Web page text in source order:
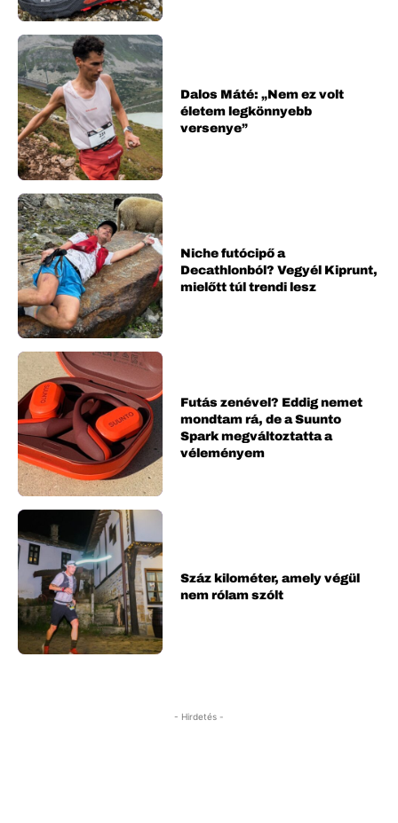
Dalos Máté: „Nem ez volt
életem legkönnyebb
versenye”
Niche futócipő a
Decathlonból? Vegyél Kiprunt,
mielőtt túl trendi lesz
Futás zenével? Eddig nemet
mondtam rá, de a Suunto
Spark megváltoztatta a
véleményem
Száz kilométer, amely végül
nem rólam szólt
- Hirdetés -